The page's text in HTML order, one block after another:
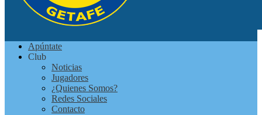
GetafeApúntate
Club
Noticias
Jugadores
¿Quienes Somos?
Redes Sociales
Contacto